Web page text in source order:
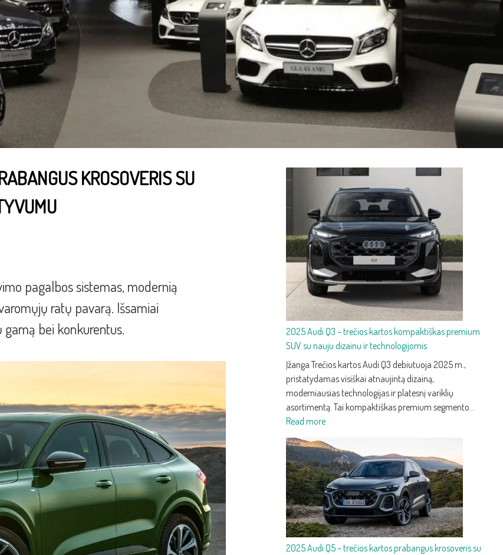
KROSOVERIS SU
pagalbos sistemas, modernią
ratų pavarą. Išsamiai
bei konkurentus.
2025 Audi Q3 – trečios kartos kompaktiškas premium
SUV su nauju dizainu ir technologijomis
Įžanga Trečios kartos Audi Q3 debiutuoja 2025 m.,
pristatydamas visiškai atnaujintą dizainą,
moderniausias technologijas ir platesnį variklių
asortimentą. Tai kompaktiškas premium segmento…
Read more:
Audi
Q3
–
trečios
kartos
kompaktiškas
premium
SUV
2025 Audi Q5 – trečios kartos prabangus krosoveris su